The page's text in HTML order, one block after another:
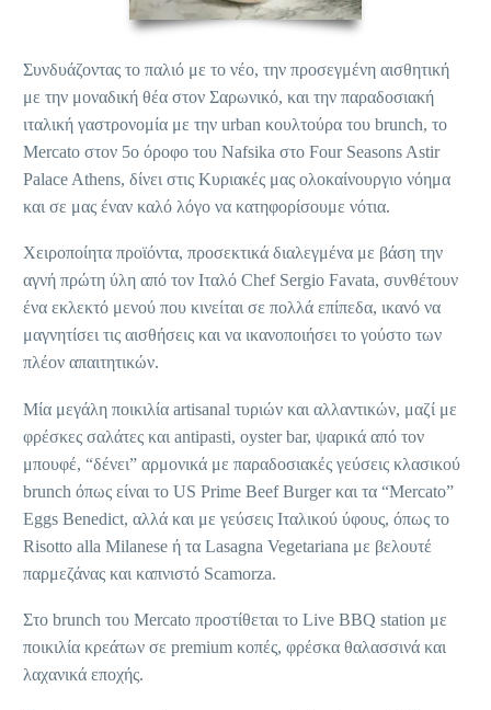
Συνδυάζοντας το παλιό με το νέο, την προσεγμένη αισθητική
με την μοναδική θέα στον Σαρωνικό, και την παραδοσιακή
ιταλική γαστρονομία με την urban κουλτούρα του brunch, το
Mercato στον 5ο όροφο του Nafsika στο Four Seasons Astir
Palace Athens, δίνει στις Κυριακές μας ολοκαίνουργιο νόημα
και σε μας έναν καλό λόγο να κατηφορίσουμε νότια.
Xειροποίητα προϊόντα, προσεκτικά διαλεγμένα με βάση την
αγνή πρώτη ύλη από τον Ιταλό Chef Sergio Favata, συνθέτουν
ένα εκλεκτό μενού που κινείται σε πολλά επίπεδα, ικανό να
μαγνητίσει τις αισθήσεις και να ικανοποιήσει το γούστο των
πλέον απαιτητικών.
Μία μεγάλη ποικιλία artisanal τυριών και αλλαντικών, μαζί με
φρέσκες σαλάτες και antipasti, oyster bar, ψαρικά από τον
μπουφέ, “δένει” αρμονικά με παραδοσιακές γεύσεις κλασικού
brunch όπως είναι το US Prime Beef Burger και τα “Mercato”
Eggs Benedict, αλλά και με γεύσεις Ιταλικού ύφους, όπως το
Risotto alla Milanese ή τα Lasagna Vegetariana με βελουτέ
παρμεζάνας και καπνιστό Scamorza.
Στο brunch του Mercato προστίθεται το Live BBQ station με
ποικιλία κρεάτων σε premium κοπές, φρέσκα θαλασσινά και
λαχανικά εποχής.